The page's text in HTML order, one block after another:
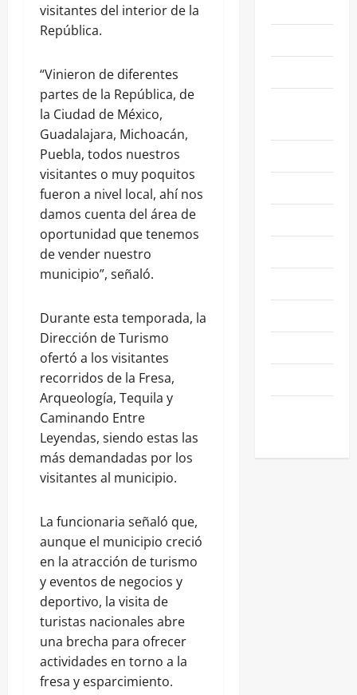
visitantes del interior de la
República.
“Vinieron de diferentes
partes de la República, de
la Ciudad de México,
Guadalajara, Michoacán,
Puebla, todos nuestros
visitantes o muy poquitos
fueron a nivel local, ahí nos
damos cuenta del área de
oportunidad que tenemos
de vender nuestro
municipio”, señaló.
Durante esta temporada, la
Dirección de Turismo
ofertó a los visitantes
recorridos de la Fresa,
Arqueología, Tequila y
Caminando Entre
Leyendas, siendo estas las
más demandadas por los
visitantes al municipio.
La funcionaria señaló que,
aunque el municipio creció
en la atracción de turismo
y eventos de negocios y
deportivo, la visita de
turistas nacionales abre
una brecha para ofrecer
actividades en torno a la
fresa y esparcimiento.